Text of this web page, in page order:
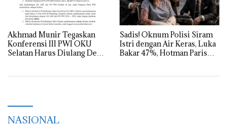
Akhmad Munir Tegaskan
Konferensi III PWI OKU
Selatan Harus Diulang Demi
Sadis! Oknum Polisi Siram
Istri dengan Air Keras, Luka
Bakar 47%, Hotman Paris
NASIONAL